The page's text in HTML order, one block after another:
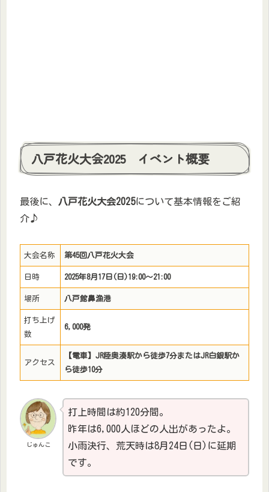
八戸花火大会2025 イベント概要
最後に、 八戸花火大会2025について基本情報をご紹
介♪
大会名称 第45回八戸花火大会
日時 2025年8月17日(日)19:00～21:00
場所 八戸館鼻漁港
打ち上げ
数
6,000発
アクセス
【電車】JR陸奥湊駅から徒歩7分またはJR白銀駅か
ら徒歩10分
じゅんこ
打上時間は約120分間。
昨年は6,000人ほどの人出があったよ。
小雨決行、荒天時は8月24日(日)に延期
です。